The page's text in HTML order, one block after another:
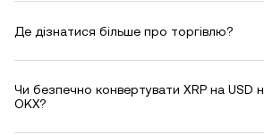
Де дізнатися більше про торгівлю?
Чи безпечно конвертувати XRP на USD
OKX?